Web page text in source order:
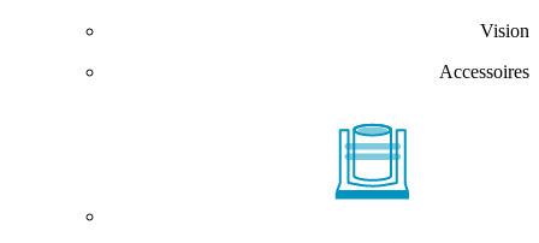
Vision
Accessoires